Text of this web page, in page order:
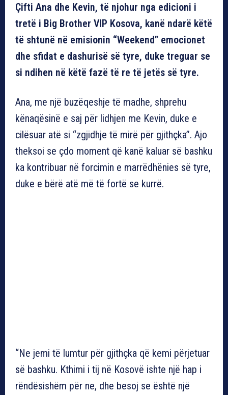
Çifti Ana dhe Kevin, të njohur nga edicioni i
tretë i Big Brother VIP Kosova, kanë ndarë këtë
të shtunë në emisionin “Weekend” emocionet
dhe sfidat e dashurisë së tyre, duke treguar se
si ndihen në këtë fazë të re të jetës së tyre.
Ana, me një buzëqeshje të madhe, shprehu
kënaqësinë e saj për lidhjen me Kevin, duke e
cilësuar atë si “zgjidhje të mirë për gjithçka”. Ajo
theksoi se çdo moment që kanë kaluar së bashku
ka kontribuar në forcimin e marrëdhënies së tyre,
duke e bërë atë më të fortë se kurrë.
“Ne jemi të lumtur për gjithçka që kemi përjetuar
së bashku. Kthimi i tij në Kosovë ishte një hap i
rëndësishëm për ne, dhe besoj se është një